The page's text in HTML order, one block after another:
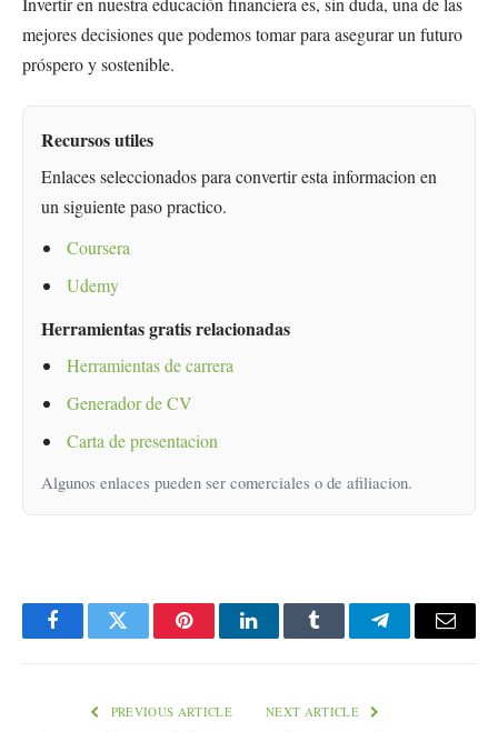
mejores decisiones que podemos tomar para asegurar un futuro
próspero y sostenible.
Recursos utiles
Enlaces seleccionados para convertir esta informacion en
un siguiente paso practico.
Coursera
Udemy
Herramientas gratis relacionadas
Herramientas de carrera
Generador de CV
Carta de presentacion
Algunos enlaces pueden ser comerciales o de afiliacion.
FacebookTwitter PinterestLinkedInTumblr TelegramEmail
PREVIOUS ARTICLE NEXT ARTICLE